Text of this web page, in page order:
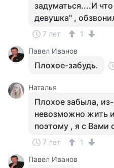
задуматься....И
девушка" ,
7 лет
1
Павел Иванов
Плохое-забудь.
Наталья
Плохое забыла,
невозможно жить
поэтому , я с Вами
7 лет
1
Павел Иванов